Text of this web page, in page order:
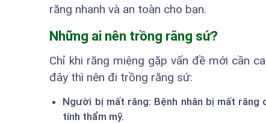
răng nhanh và an toàn cho bạn.
Những ai nên trồng răng sứ?
Chỉ khi răng miệng gặp vấn đề mới cần
đây thì nên đi trồng răng sứ:
Người bị mất răng: Bệnh nhân bị mất răng
tính thẩm mỹ.